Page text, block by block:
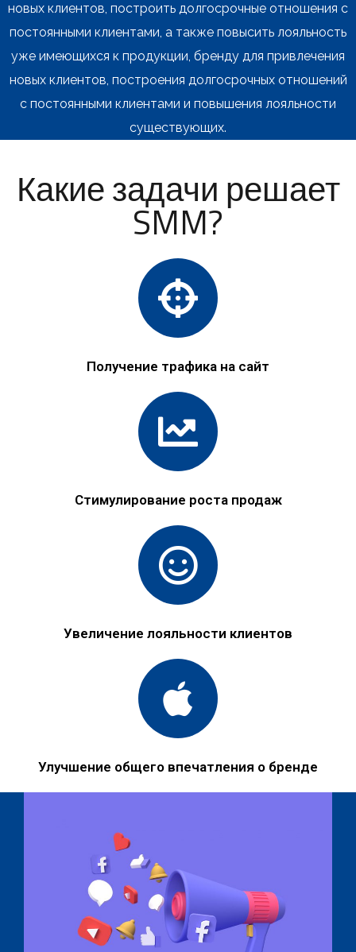
новых клиентов, построить долгосрочные отношения с
постоянными клиентами, а также повысить лояльность
уже имеющихся к продукции, бренду для привлечения
новых клиентов, построения долгосрочных отношений
с постоянными клиентами и повышения лояльности
существующих.
Какие задачи решает
SMM?
Получение трафика на сайт
Стимулирование роста продаж
Увеличение лояльности клиентов
Улучшение общего впечатления о бренде